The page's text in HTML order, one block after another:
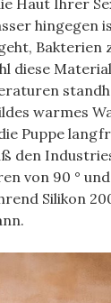
Haut Ihrer
hingegen
Bakterien
diese
warmes
Puppe
den
von 90 °
Silikon